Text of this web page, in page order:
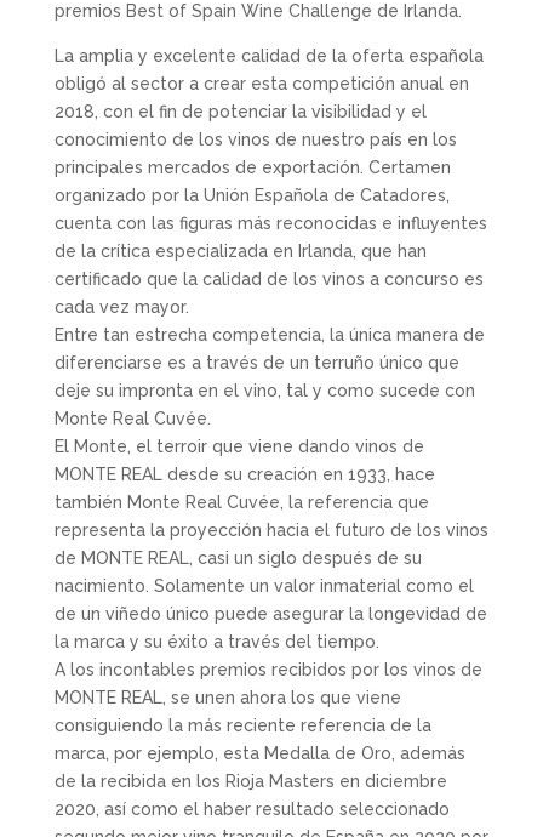
premios Best of Spain Wine Challenge de Irlanda.
La amplia y excelente calidad de la oferta española
obligó al sector a crear esta competición anual en
2018, con el fin de potenciar la visibilidad y el
conocimiento de los vinos de nuestro país en los
principales mercados de exportación. Certamen
organizado por la Unión Española de Catadores,
cuenta con las figuras más reconocidas e influyentes
de la crítica especializada en Irlanda, que han
certificado que la calidad de los vinos a concurso es
cada vez mayor.
Entre tan estrecha competencia, la única manera de
diferenciarse es a través de un terruño único que
deje su impronta en el vino, tal y como sucede con
Monte Real Cuvée.
El Monte, el terroir que viene dando vinos de
MONTE REAL desde su creación en 1933, hace
también Monte Real Cuvée, la referencia que
representa la proyección hacia el futuro de los vinos
de MONTE REAL, casi un siglo después de su
nacimiento. Solamente un valor inmaterial como el
de un viñedo único puede asegurar la longevidad de
la marca y su éxito a través del tiempo.
A los incontables premios recibidos por los vinos de
MONTE REAL, se unen ahora los que viene
consiguiendo la más reciente referencia de la
marca, por ejemplo, esta Medalla de Oro, además
de la recibida en los Rioja Masters en diciembre
2020, así como el haber resultado seleccionado